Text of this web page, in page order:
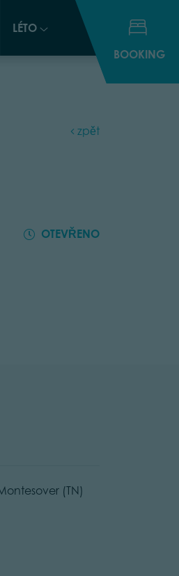
LÉTO
BOOKING
LÉTO
BOOKING
zpět
OTEVŘENO
(TN)